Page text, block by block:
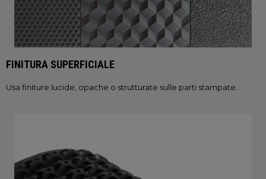
FINITURA SUPERFICIALE
Usa finiture lucide, opache o strutturate sulle parti stampate.